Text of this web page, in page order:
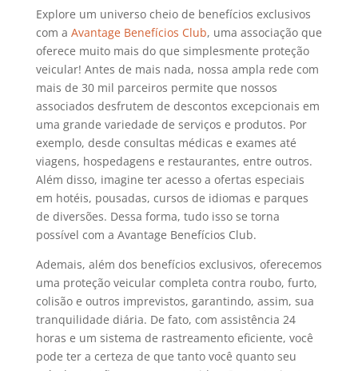
Explore um universo cheio de benefícios exclusivos
com a Avantage Benefícios Club, uma associação que
oferece muito mais do que simplesmente proteção
veicular! Antes de mais nada, nossa ampla rede com
mais de 30 mil parceiros permite que nossos
associados desfrutem de descontos excepcionais em
uma grande variedade de serviços e produtos. Por
exemplo, desde consultas médicas e exames até
viagens, hospedagens e restaurantes, entre outros.
Além disso, imagine ter acesso a ofertas especiais
em hotéis, pousadas, cursos de idiomas e parques
de diversões. Dessa forma, tudo isso se torna
possível com a Avantage Benefícios Club.
Ademais, além dos benefícios exclusivos, oferecemos
uma proteção veicular completa contra roubo, furto,
colisão e outros imprevistos, garantindo, assim, sua
tranquilidade diária. De fato, com assistência 24
horas e um sistema de rastreamento eficiente, você
pode ter a certeza de que tanto você quanto seu